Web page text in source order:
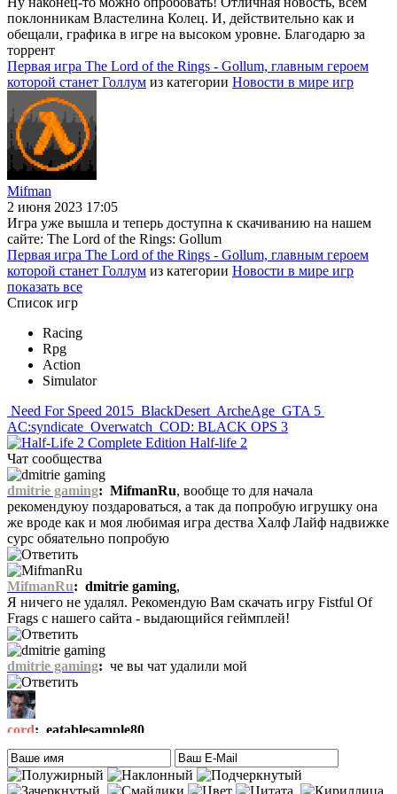
поклонникам Властелина Колец. И, действительно как и
обещали, графика в игре на высоком уровне. Благодарю за
торрент
Первая игра The Lord of the Rings - Gollum, главным героем
которой станет Голлум из категории Новости в мире игр
Mifman
2 июня 2023 17:05
Игра уже вышла и теперь доступна к скачиванию на нашем
сайте: The Lord of the Rings: Gollum
Первая игра The Lord of the Rings - Gollum, главным героем
которой станет Голлум из категории Новости в мире игр
показать все
Список игр
Racing
Rpg
Action
Simulator
Need For Speed 2015 BlackDesert ArcheAge GTA 5
AC:syndicate Overwatch COD: BLACK OPS 3
Half-life 2
Чат сообщества
dmitrie gaming: MifmanRu, вообще то для начала
рекомендуюу поздароваться, а так да попробую игрушку она
же вроде как и моя любимая игра дества Халф Лайф надвижке
сурс обяательно попробую
MifmanRu: dmitrie gaming,
Я ничего не удалял. Рекомендую Вам скачать игру Fistful Of
Frags с нашего сайта - выдающийся геймплей!
dmitrie gaming: че вы чат удалили мой
cord: eatablesample80
Что-то не припомню такой игры на ПК, да и на приставках
тоже. Есть только одна мысль – это онлайн игра-одевалка
Hilary Duff and Her Baby.